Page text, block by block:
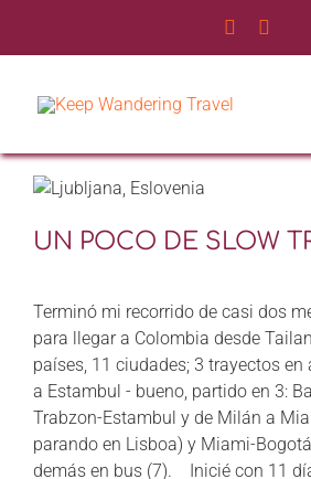
INICIO
NOSOTROS
SERVICIOS
EXPERIENCIAS
UN POCO DE SLOW
Terminó mi recorrido de casi dos
para llegar a Colombia desde
países, 11 ciudades; 3 trayectos
a Estambul - bueno, partido en 3:
Trabzon-Estambul y de Milán a
parando en Lisboa) y Miami-
demás en bus (7). Inicié con 11